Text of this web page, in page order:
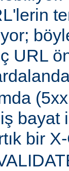
URL
bayat
bir